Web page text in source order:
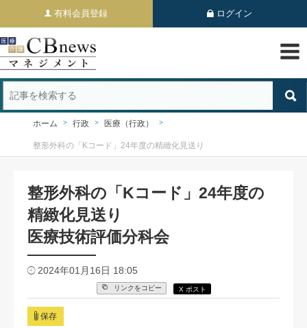
有料会員登録 ログイン
ホーム 行政 医療（行政）
整形外科の「Kコード」24年度の精緻化見送り
整形外科の「Kコード」24年度の
精緻化見送り
医療技術評価分科会
2024年01月16日 18:05
リンクをコピー X ポスト
保存